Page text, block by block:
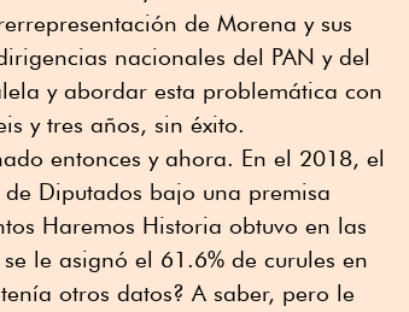
de Morena y sus
nacionales del PAN y del
y abordar esta problemática con
y tres años, sin éxito.
entonces y ahora. En el 2018, el
Diputados bajo una premisa
Haremos Historia obtuvo en las
le asignó el 61.6% de curules en
otros datos? A saber, pero le